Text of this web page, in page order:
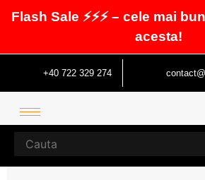
Flash Sale ⚡⚡⚡ – cele mai
acesta!
+40 722 329 274